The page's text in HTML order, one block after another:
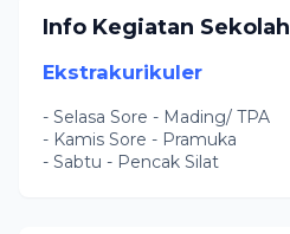
Info Kegiatan Sekolah
Ekstrakurikuler
- Selasa Sore - Mading/ TPA
- Kamis Sore - Pramuka
- Sabtu - Pencak Silat